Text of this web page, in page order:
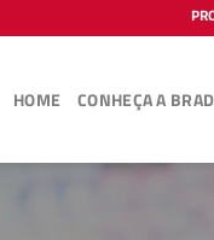
HOME CONHEÇA A